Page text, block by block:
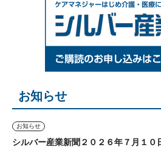
お知らせ
お知らせ
シルバー産業新聞２０２６年７月１０